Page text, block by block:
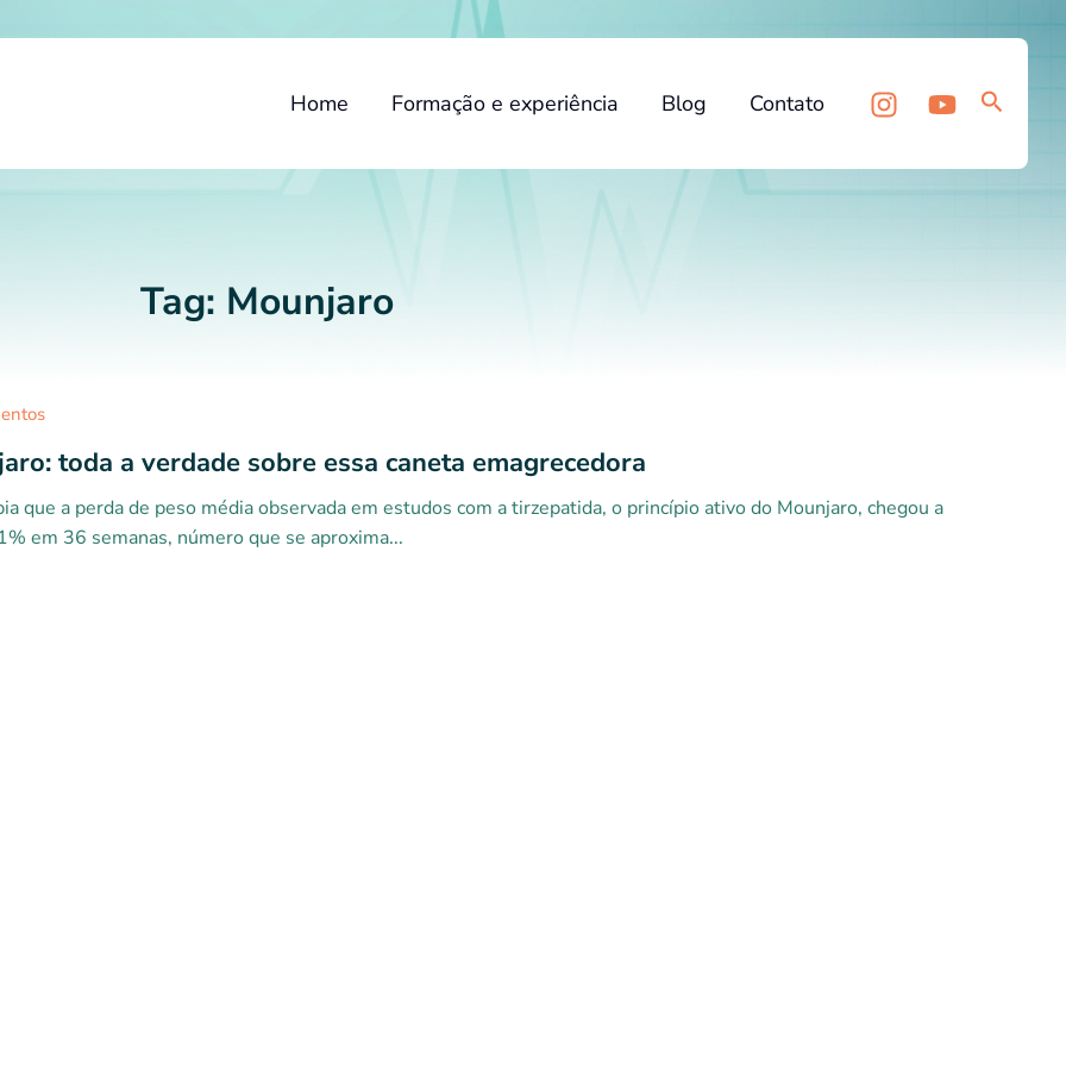
Home Formação e experiência Blog Contato
Tag: Mounjaro
toda a verdade sobre essa caneta emagrecedora
que a perda de peso média observada em estudos com a tirzepatida, o princípio ativo do Mounjaro, chegou a
em 36 semanas, número que se aproxima...